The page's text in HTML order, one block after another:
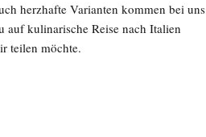
herzhafte Varianten kommen bei uns
auf kulinarische Reise nach Italien
teilen möchte.